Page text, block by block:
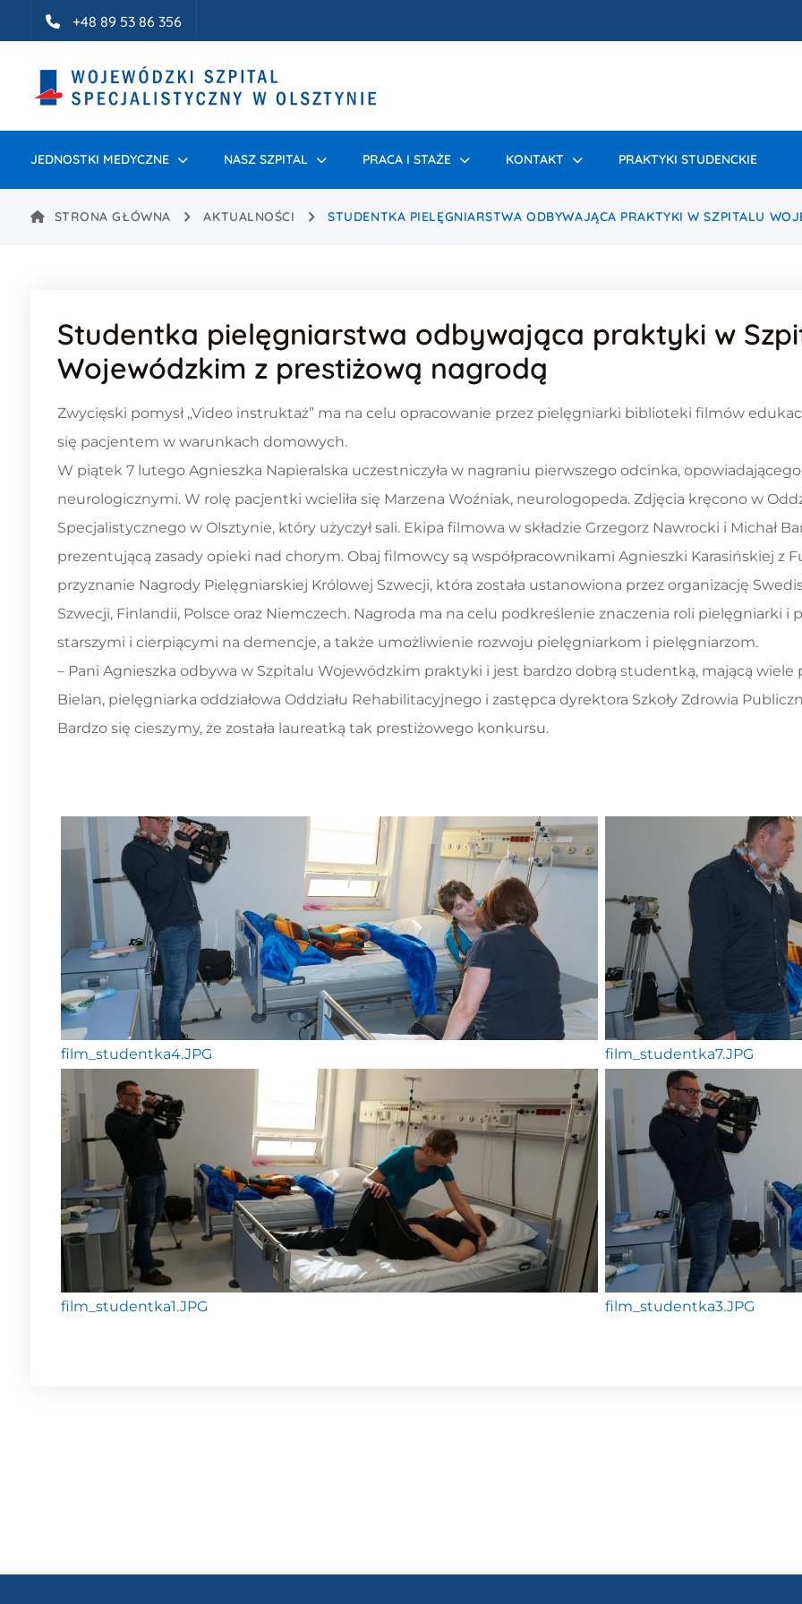
Idź do treści+48 89 53 86 356
JEDNOSTKI MEDYCZNE NASZ SZPITAL PRACA I STAŻE KONTAKT PRAKTYKI STUDENCKIE
STRONA GŁÓWNA AKTUALNOŚCI STUDENTKA PIELĘGNIARSTWA ODBYWAJĄCA PRAKTYKI W SZPITALU
Studentka pielęgniarstwa odbywająca praktyki w
Wojewódzkim z prestiżową nagrodą
Treść wpisu
Zwycięski pomysł „Video instruktaż” ma na celu opracowanie przez pielęgniarki biblioteki filmów
się pacjentem w warunkach domowych.
W piątek 7 lutego Agnieszka Napieralska uczestniczyła w nagraniu pierwszego odcinka,
neurologicznymi. W rolę pacjentki wcieliła się Marzena Woźniak, neurologopeda. Zdjęcia kręcono w
Specjalistycznego w Olsztynie, który użyczył sali. Ekipa filmowa w składzie Grzegorz Nawrocki i Michał
prezentującą zasady opieki nad chorym. Obaj filmowcy są współpracownikami Agnieszki Karasińskiej z
przyznanie Nagrody Pielęgniarskiej Królowej Szwecji, która została ustanowiona przez organizację
Szwecji, Finlandii, Polsce oraz Niemczech. Nagroda ma na celu podkreślenie znaczenia roli pielęgniarki
starszymi i cierpiącymi na demencje, a także umożliwienie rozwoju pielęgniarkom i pielęgniarzom.
– Pani Agnieszka odbywa w Szpitalu Wojewódzkim praktyki i jest bardzo dobrą studentką, mającą wiele
Bielan, pielęgniarka oddziałowa Oddziału Rehabilitacyjnego i zastępca dyrektora Szkoły Zdrowia
Bardzo się cieszymy, że została laureatką tak prestiżowego konkursu.
film_studentka4.JPG film_studentka7.JPG
film_studentka1.JPG film_studentka3.JPG